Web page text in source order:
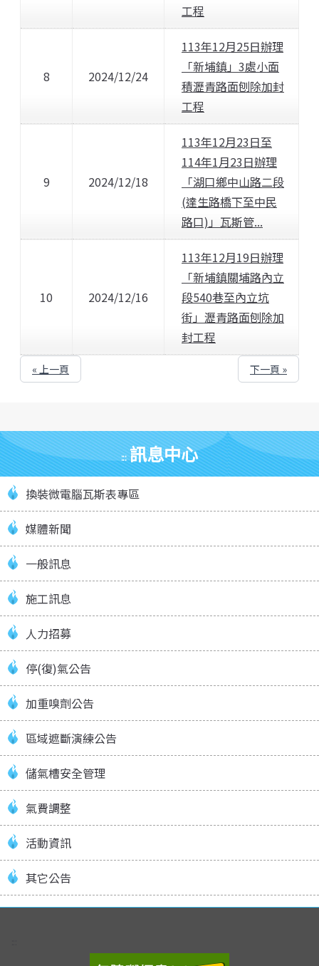
:::訊息中心
換裝微電腦瓦斯表專區
媒體新聞
一般訊息
施工訊息
人力招募
停(復)氣公告
加重嗅劑公告
區域遮斷演練公告
儲氣槽安全管理
氣費調整
活動資訊
其它公告
工程
8 2024/12/24
113年12月25日辦理
「新埔鎮」3處小面
積瀝青路面刨除加封
工程
9 2024/12/18
113年12月23日至
114年1月23日辦理
「湖口鄉中山路二段
(達生路橋下至中民
路口)」瓦斯管...
10 2024/12/16
113年12月19日辦理
「新埔鎮關埔路內立
段540巷至內立坑
街」瀝青路面刨除加
封工程
« 上一頁 下一頁 »